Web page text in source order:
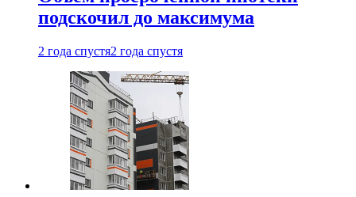
подскочил до максимума
2 года спустя2 года спустя